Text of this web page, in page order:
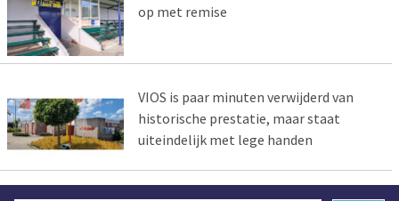
op met remise
VIOS is paar minuten verwijderd van
historische prestatie, maar staat
uiteindelijk met lege handen